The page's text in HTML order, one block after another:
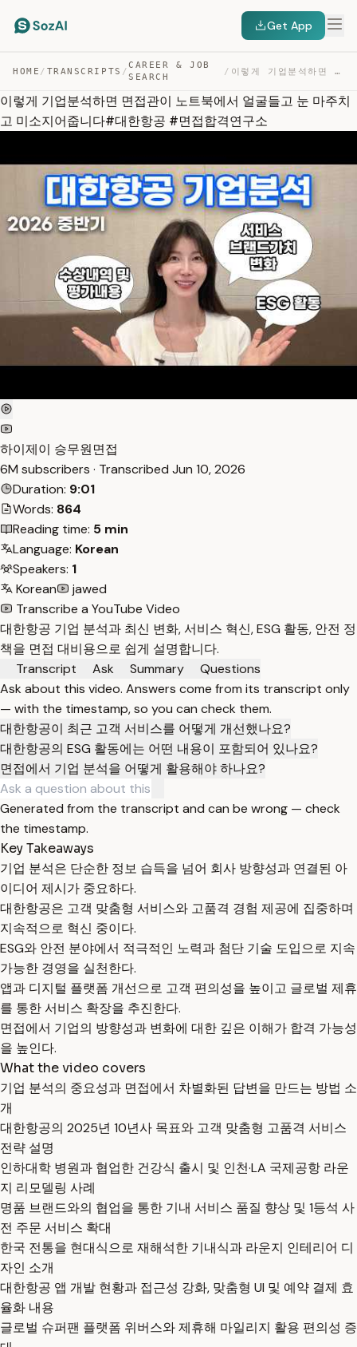
Get App
HOME / TRANSCRIPTS /
CAREER & JOB
SEARCH
/ 이렇게 기업분석하면 면접관이 노트북에서 얼굴들고 눈 마주치고 미소지어줍니다#대한항공 #면접합격연구소 — TRANSCRIPT
이렇게 기업분석하면 면접관이 노트북에서 얼굴들고 눈 마주치
고 미소지어줍니다#대한항공 #면접합격연구소
하이제이 승무원면접
6M subscribers · Transcribed Jun 10, 2026
Duration: 9:01
Words: 864
Reading time: 5 min
Language: Korean
Speakers: 1
Korean
jawed
Transcribe a YouTube Video
대한항공 기업 분석과 최신 변화, 서비스 혁신, ESG 활동, 안전 정
책을 면접 대비용으로 쉽게 설명합니다.
Transcript
Ask Summary
Questions
Ask about this video. Answers come from its transcript only
— with the timestamp, so you can check them.
대한항공이 최근 고객 서비스를 어떻게 개선했나요?
대한항공의 ESG 활동에는 어떤 내용이 포함되어 있나요?
면접에서 기업 분석을 어떻게 활용해야 하나요?
Generated from the transcript and can be wrong — check
the timestamp.
Key Takeaways
기업 분석은 단순한 정보 습득을 넘어 회사 방향성과 연결된 아
이디어 제시가 중요하다.
대한항공은 고객 맞춤형 서비스와 고품격 경험 제공에 집중하며
지속적으로 혁신 중이다.
ESG와 안전 분야에서 적극적인 노력과 첨단 기술 도입으로 지속
가능한 경영을 실천한다.
앱과 디지털 플랫폼 개선으로 고객 편의성을 높이고 글로벌 제휴
를 통한 서비스 확장을 추진한다.
면접에서 기업의 방향성과 변화에 대한 깊은 이해가 합격 가능성
을 높인다.
What the video covers
기업 분석의 중요성과 면접에서 차별화된 답변을 만드는 방법 소
개
대한항공의 2025년 10년사 목표와 고객 맞춤형 고품격 서비스
전략 설명
인하대학 병원과 협업한 건강식 출시 및 인천·LA 국제공항 라운
지 리모델링 사례
명품 브랜드와의 협업을 통한 기내 서비스 품질 향상 및 1등석 사
전 주문 서비스 확대
한국 전통을 현대식으로 재해석한 기내식과 라운지 인테리어 디
자인 소개
대한항공 앱 개발 현황과 접근성 강화, 맞춤형 UI 및 예약 결제 효
율화 내용
글로벌 슈퍼팬 플랫폼 위버스와 제휴해 마일리지 활용 편의성 증